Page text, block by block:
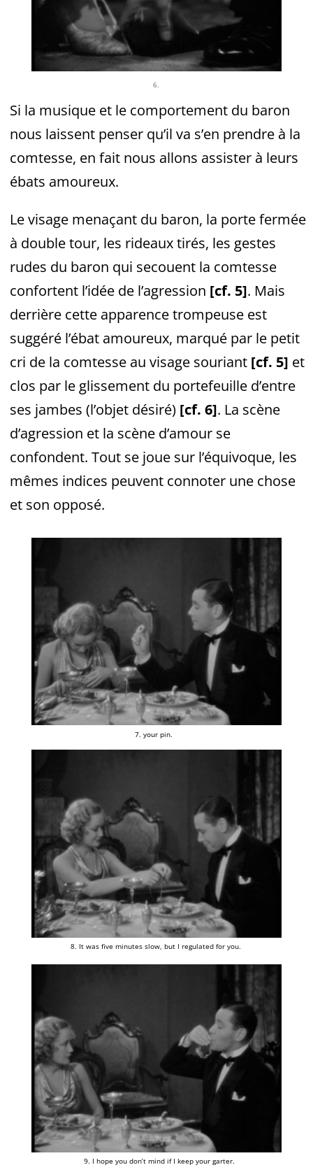
6.
Si la musique et le comportement du baron
nous laissent penser qu’il va s’en prendre à la
comtesse, en fait nous allons assister à leurs
ébats amoureux.
Le visage menaçant du baron, la porte fermée
à double tour, les rideaux tirés, les gestes
rudes du baron qui secouent la comtesse
confortent l’idée de l’agression [cf. 5]. Mais
derrière cette apparence trompeuse est
suggéré l’ébat amoureux, marqué par le petit
cri de la comtesse au visage souriant [cf. 5] et
clos par le glissement du portefeuille d’entre
ses jambes (l’objet désiré) [cf. 6]. La scène
d’agression et la scène d’amour se
confondent. Tout se joue sur l’équivoque, les
mêmes indices peuvent connoter une chose
et son opposé.
7. your pin.
8. It was five minutes slow, but I regulated for you.
9. I hope you don’t mindif I keep your garter.